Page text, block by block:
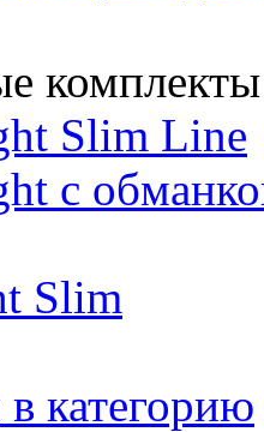
комплекты
Slim Line
с
Slim
категорию